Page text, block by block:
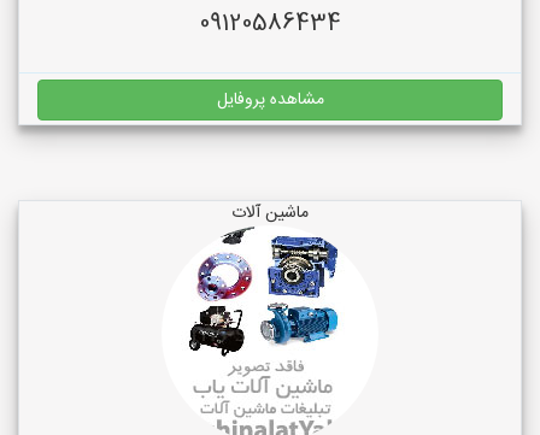
09120586434
مشاهده پروفایل
ماشین آلات